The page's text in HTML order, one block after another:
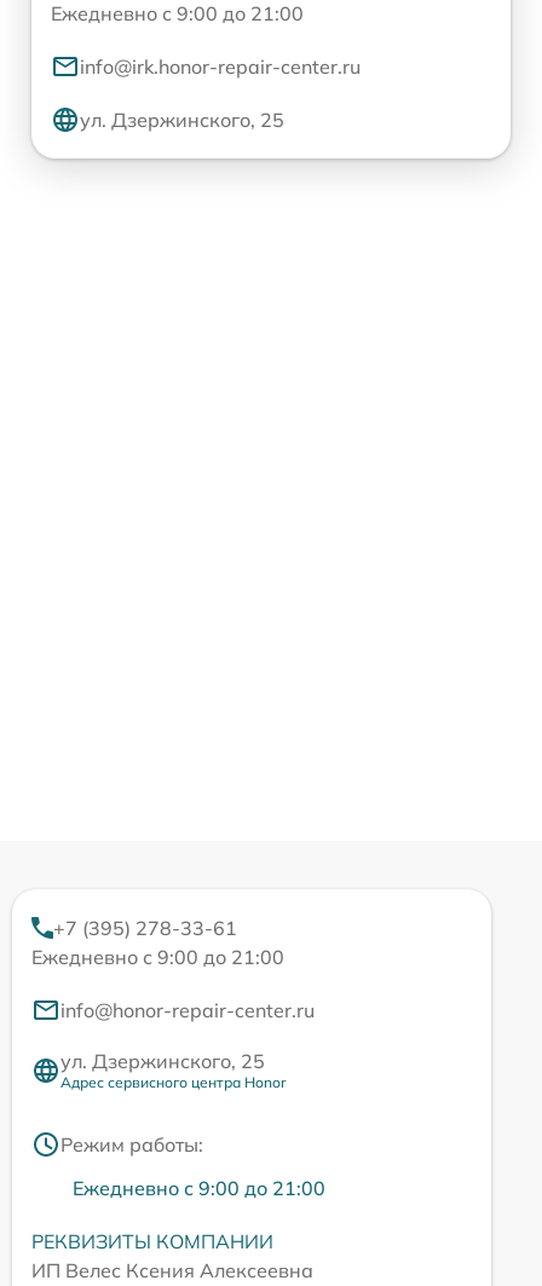
Ежедневно с 9:00 до 21:00
info@irk.honor-repair-center.ru
ул. Дзержинского, 25
+7 (395) 278-33-61
Ежедневно с 9:00 до 21:00
info@honor-repair-center.ru
ул. Дзержинского, 25
Адрес сервисного центра Honor
Режим работы:
Ежедневно с 9:00 до 21:00
РЕКВИЗИТЫ КОМПАНИИ
ИП Велес Ксения Алексеевна